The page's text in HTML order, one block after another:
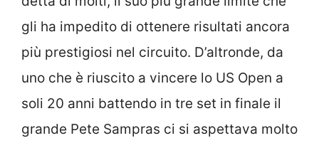
gli ha impedito di ottenere risultati ancora
più prestigiosi nel circuito. D’altronde, da
uno che è riuscito a vincere lo US Open a
soli 20 anni battendo in tre set in finale il
grande Pete Sampras ci si aspettava molto